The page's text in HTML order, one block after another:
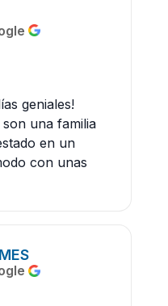
geniales!
una familia
en un
con unas